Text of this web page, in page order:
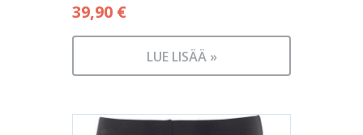
39,90 €
LUE LISÄÄ »